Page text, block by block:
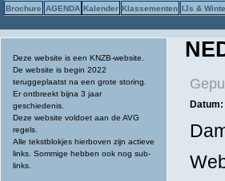
Brochure AGENDA Kalender Klassementen IJs &
Deze website is een KNZB-website.
De website is begin 2022
teruggeplaatst na een grote storing.
Er ontbreekt bijna 3 jaar
geschiedenis.
Deze website voldoet aan de AVG
regels.
Alle tekstblokjes hierboven zijn actieve
links. Sommige hebben ook nog sub-
links.
Datum: